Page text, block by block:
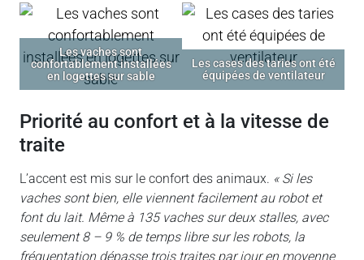
Les vaches sont
confortablement installées
en logettes sur sable
Les cases des taries ont été
équipées de ventilateur
priorité au confort et à la vitesse de
traite
L’accent est mis sur le confort des animaux. « Si les
vaches sont bien, elle viennent facilement au robot et
font du lait. Même à 135 vaches sur deux stalles, avec
seulement 8 – 9 % de temps libre sur les robots, la
fréquentation dépasse trois traites par jour en moyenne